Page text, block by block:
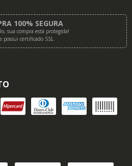
100% SEGURA
sua compra está protegida!
possui certificado SSL